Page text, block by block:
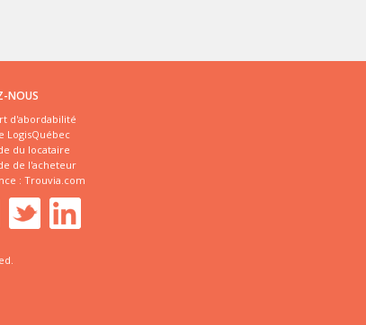
NOUS
d'abordabilité
LogisQuébec
du locataire
de l'acheteur
: Trouvia.com